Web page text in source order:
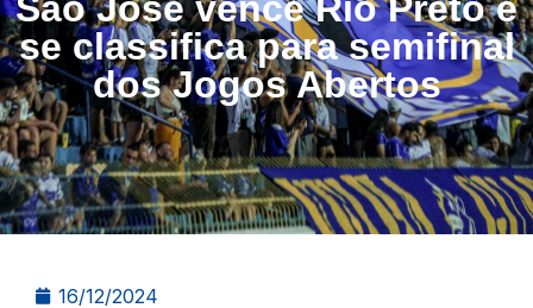
se classifica para semifinal
dos Jogos Abertos
16/12/2024